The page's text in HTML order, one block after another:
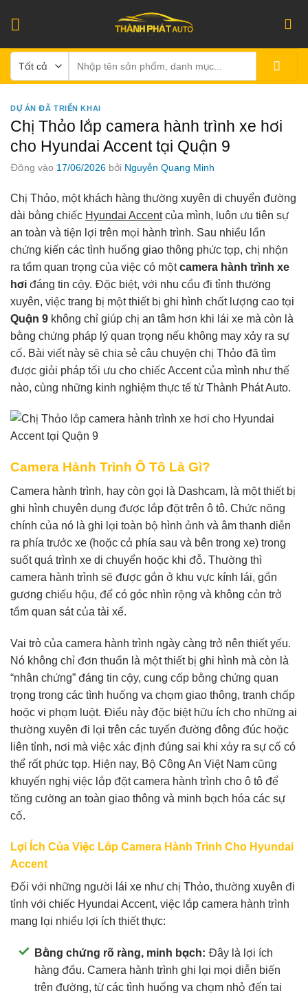
kiếm:
DỰ ÁN ĐÃ TRIỂN KHAI
Chị Thảo lắp camera hành trình xe hơi
cho Hyundai Accent tại Quận 9
Đăng vào 17/06/2026 bởi Nguyễn Quang Minh
Chị Thảo, một khách hàng thường xuyên di chuyển đường
dài bằng chiếc Hyundai Accentcủa mình, luôn ưu tiên sự
an toàn và tiện lợi trên mọi hành trình. Sau nhiều lần
chứng kiến các tình huống giao thông phức tạp, chị nhận
ra tầm quan trọng của việc có mộtcamera hành trình xe
hơi đáng tin cậy. Đặc biệt, với nhu cầu đi tỉnh thường
xuyên, việc trang bị một thiết bị ghi hình chất lượng cao tại
Quận 9 không chỉ giúp chị an tâm hơn khi lái xe mà còn là
bằng chứng pháp lý quan trọng nếu không may xảy ra sự
cố. Bài viết này sẽ chia sẻ câu chuyện chị Thảo đã tìm
được giải pháp tối ưu cho chiếc Accent của mình như thế
nào, cùng những kinh nghiệm thực tế từ Thành Phát Auto.
Camera Hành Trình Ô Tô Là Gì?
Camera hành trình, hay còn gọi là Dashcam, là một thiết bị
ghi hình chuyên dụng được lắp đặt trên ô tô. Chức năng
chính của nó là ghi lại toàn bộ hình ảnh và âm thanh diễn
ra phía trước xe (hoặc cả phía sau và bên trong xe) trong
suốt quá trình xe di chuyển hoặc khi đỗ. Thường thì
camera hành trình sẽ được gắn ở khu vực kính lái, gần
gương chiếu hậu, để có góc nhìn rộng và không cản trở
tầm quan sát của tài xế.
Vai trò của camera hành trình ngày càng trở nên thiết yếu.
Nó không chỉ đơn thuần là một thiết bị ghi hình mà còn là
“nhân chứng” đáng tin cậy, cung cấp bằng chứng quan
trọng trong các tình huống va chạm giao thông, tranh chấp
hoặc vi phạm luật. Điều này đặc biệt hữu ích cho những ai
thường xuyên đi lại trên các tuyến đường đông đúc hoặc
liên tỉnh, nơi mà việc xác định đúng sai khi xảy ra sự cố có
thể rất phức tạp. Hiện nay, Bộ Công An Việt Nam cũng
khuyến nghị việc lắp đặt camera hành trình cho ô tô để
tăng cường an toàn giao thông và minh bạch hóa các sự
cố.
Lợi Ích Của Việc Lắp Camera Hành Trình Cho Hyundai
Accent
Đối với những người lái xe như chị Thảo, thường xuyên đi
tỉnh với chiếc Hyundai Accent, việc lắp camera hành trình
mang lại nhiều lợi ích thiết thực:
Bằng chứng rõ ràng, minh bạch: Đây là lợi ích
hàng đầu. Camera hành trình ghi lại mọi diễn biến
trên đường, từ các tình huống va chạm nhỏ đến tai